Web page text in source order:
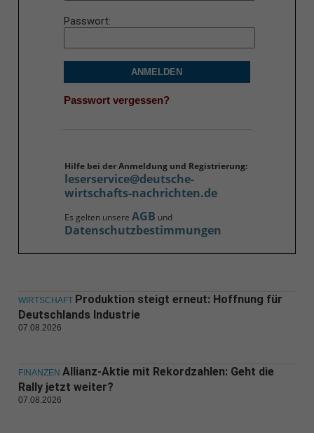
Passwort
ANMELDEN
Passwort vergessen?
Hilfe bei der Anmeldung und Registrierung:
leserservice@deutsche-
wirtschafts-nachrichten.de
Es gelten unsere AGB und
Datenschutzbestimmungen
WIRTSCHAFT Produktion steigt erneut: Hoffnung für
Deutschlands Industrie
07.08.2026
FINANZEN Allianz-Aktie mit Rekordzahlen: Geht die
Rally jetzt weiter?
07.08.2026